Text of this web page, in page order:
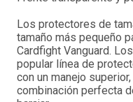
Los protectores de
tamaño más pequeño
Cardfight Vanguard.
popular línea de
con un manejo
combinación perfecta